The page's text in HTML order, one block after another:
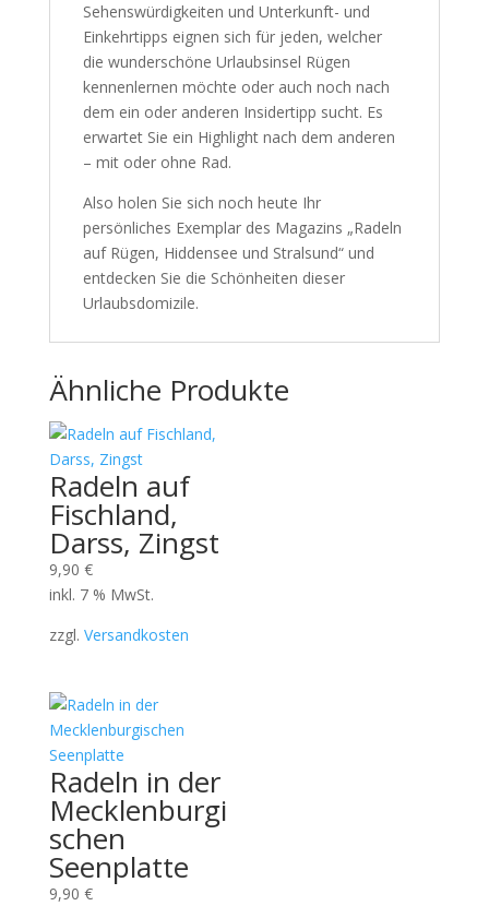
Sehenswürdigkeiten und Unterkunft- und
Einkehrtipps eignen sich für jeden, welcher
die wunderschöne Urlaubsinsel Rügen
kennenlernen möchte oder auch noch nach
dem ein oder anderen Insidertipp sucht. Es
erwartet Sie ein Highlight nach dem anderen
– mit oder ohne Rad.
Also holen Sie sich noch heute Ihr
persönliches Exemplar des Magazins „Radeln
auf Rügen, Hiddensee und Stralsund“ und
entdecken Sie die Schönheiten dieser
Urlaubsdomizile.
Ähnliche Produkte
Radeln auf
Fischland,
Darss, Zingst
9,90 €
inkl. 7 % MwSt.
zzgl. Versandkosten
Radeln in der
Mecklenburgi
schen
Seenplatte
9,90 €